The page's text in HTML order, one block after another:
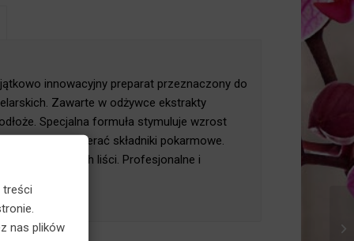
innowacyjny preparat przeznaczony
Zawarte w odżywce ekstrakty
Specjalna formuła stymuluje wzrost
pobierać składniki pokarmowe.
i zdrowych liści. Profesjonalne i
treści
nas plików